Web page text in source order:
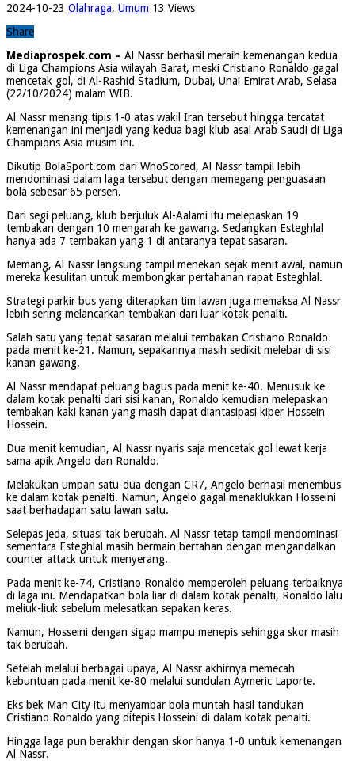
2024-10-23 Olahraga, Umum 13 Views
Share
Mediaprospek.com – Al Nassr berhasil meraih kemenangan kedua
di Liga Champions Asia wilayah Barat, meski Cristiano Ronaldo gagal
mencetak gol, di Al-Rashid Stadium, Dubai, Unai Emirat Arab, Selasa
(22/10/2024) malam WIB.
Al Nassr menang tipis 1-0 atas wakil Iran tersebut hingga tercatat
kemenangan ini menjadi yang kedua bagi klub asal Arab Saudi di Liga
Champions Asia musim ini.
Dikutip BolaSport.com dari WhoScored, Al Nassr tampil lebih
mendominasi dalam laga tersebut dengan memegang penguasaan
bola sebesar 65 persen.
Dari segi peluang, klub berjuluk Al-Aalami itu melepaskan 19
tembakan dengan 10 mengarah ke gawang. Sedangkan Esteghlal
hanya ada 7 tembakan yang 1 di antaranya tepat sasaran.
Memang, Al Nassr langsung tampil menekan sejak menit awal, namun
mereka kesulitan untuk membongkar pertahanan rapat Esteghlal.
Strategi parkir bus yang diterapkan tim lawan juga memaksa Al Nassr
lebih sering melancarkan tembakan dari luar kotak penalti.
Salah satu yang tepat sasaran melalui tembakan Cristiano Ronaldo
pada menit ke-21. Namun, sepakannya masih sedikit melebar di sisi
kanan gawang.
Al Nassr mendapat peluang bagus pada menit ke-40. Menusuk ke
dalam kotak penalti dari sisi kanan, Ronaldo kemudian melepaskan
tembakan kaki kanan yang masih dapat diantasipasi kiper Hossein
Hossein.
Dua menit kemudian, Al Nassr nyaris saja mencetak gol lewat kerja
sama apik Angelo dan Ronaldo.
Melakukan umpan satu-dua dengan CR7, Angelo berhasil menembus
ke dalam kotak penalti. Namun, Angelo gagal menaklukkan Hosseini
saat berhadapan satu lawan satu.
Selepas jeda, situasi tak berubah. Al Nassr tetap tampil mendominasi
sementara Esteghlal masih bermain bertahan dengan mengandalkan
counter attack untuk menyerang.
Pada menit ke-74, Cristiano Ronaldo memperoleh peluang terbaiknya
di laga ini. Mendapatkan bola liar di dalam kotak penalti, Ronaldo lalu
meliuk-liuk sebelum melesatkan sepakan keras.
Namun, Hosseini dengan sigap mampu menepis sehingga skor masih
tak berubah.
Setelah melalui berbagai upaya, Al Nassr akhirnya memecah
kebuntuan pada menit ke-80 melalui sundulan Aymeric Laporte.
Eks bek Man City itu menyambar bola muntah hasil tandukan
Cristiano Ronaldo yang ditepis Hosseini di dalam kotak penalti.
Hingga laga pun berakhir dengan skor hanya 1-0 untuk kemenangan
Al Nassr.